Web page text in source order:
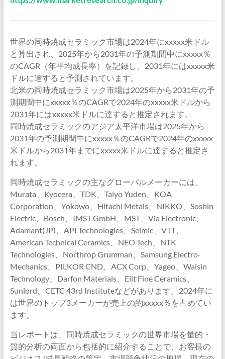
世界の同時焼成セラミック市場は2024年にxxxxx米ドル
と算出され、2025年から2031年の予測期間中にxxxxx％
のCAGR（年平均成長率）を記録し、2031年にはxxxxx米
ドルに達すると予測されています。
北米の同時焼成セラミック市場は2025年から2031年の予
測期間中にxxxxx％のCAGRで2024年のxxxxx米ドルから
2031年にはxxxxx米ドルに達すると推定されます。
同時焼成セラミックのアジア太平洋市場は2025年から
2031年の予測期間中にxxxxx％のCAGRで2024年のxxxxx
米ドルから2031年までにxxxxx米ドルに達すると推定さ
れます。
同時焼成セラミックの主なグローバルメーカーには、
Murata、Kyocera、TDK、Taiyo Yuden、KOA
Corporation、Yokowo、Hitachi Metals、NIKKO、Soshin
Electric、Bosch、IMST GmbH、MST、Via Electronic、
Adamant(JP)、API Technologies、Selmic、VTT、
American Technical Ceramics、NEO Tech、NTK
Technologies、Northrop Grumman、Samsung Electro-
Mechanics、PILKOR CND、ACX Corp、Yageo、Walsin
Technology、Darfon Materials、Elit Fine Ceramics、
Sunlord、CETC 43rd Instituteなどがあります。2024年に
は世界のトップ3メーカーが売上の約xxxxx％を占めてい
ます。
当レポートは、同時焼成セラミックの世界市場を量的・
質的分析の両面から包括的に紹介することで、お客様の